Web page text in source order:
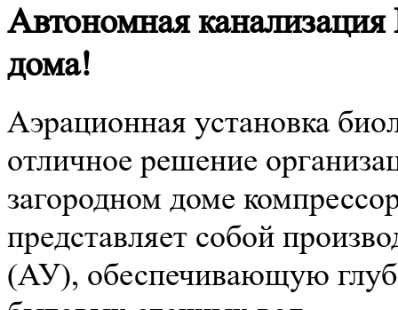
Автономная
дома!
Аэрационная установка
отличное решение
загородном доме
представляет собой
(АУ), обеспечивающую